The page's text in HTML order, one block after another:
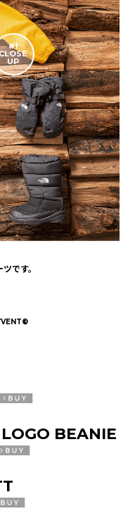
#1
UP
です。
BEANIE